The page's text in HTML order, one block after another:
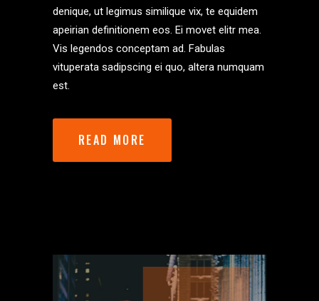
denique, ut legimus similique vix, te equidem
apeirian definitionem eos. Ei movet elitr mea.
Vis legendos conceptam ad. Fabulas
vituperata sadipscing ei quo, altera numquam
est.
READ MORE